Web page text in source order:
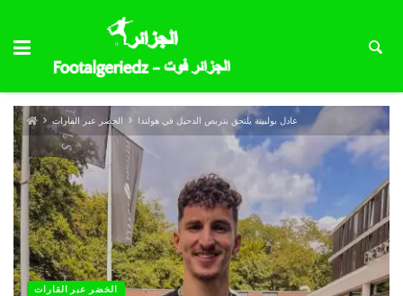
الخضر عبر القارات عادل بولبينة يلتحق بتربص الدحيل في هولندا
الخضر عبر القارات